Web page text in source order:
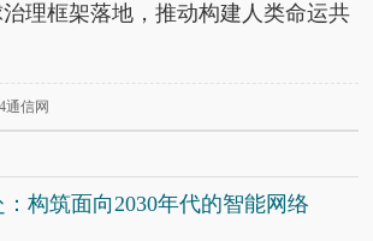
理框架落地，推动构建人类命运共
通信网
构筑面向2030年代的智能网络